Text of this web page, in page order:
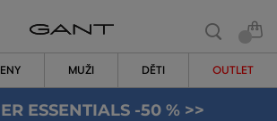
MUŽI DĚTI OUTLET
ESSENTIALS -50 % >>